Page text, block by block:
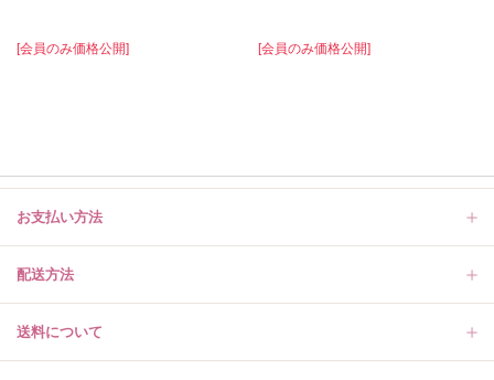
[会員のみ価格公開] [会員のみ価格公開]
お支払い方法
配送方法
送料について